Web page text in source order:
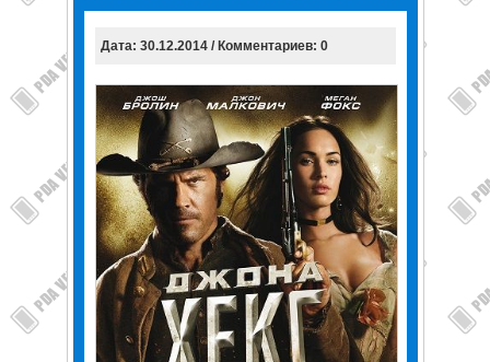
Дата: 30.12.2014 / Комментариев: 0